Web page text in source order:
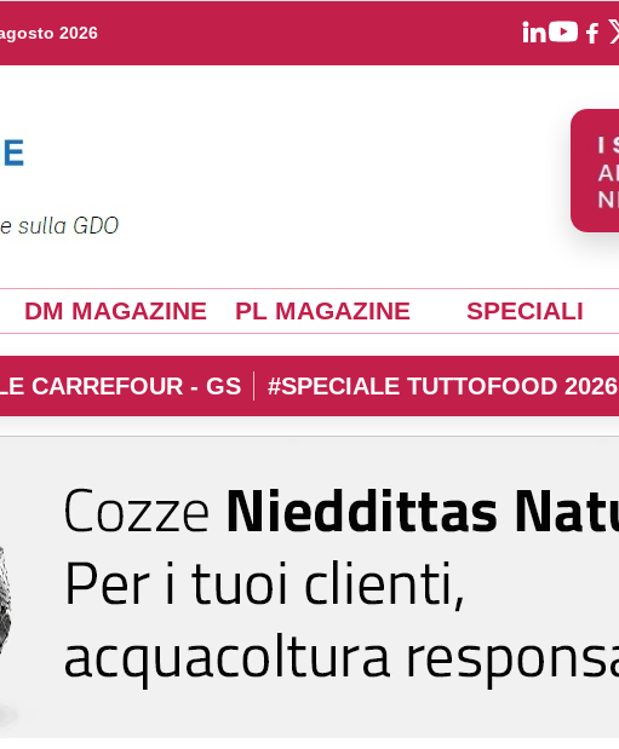
2026
DM MAGAZINE PL MAGAZINE SPECIALI
CARREFOUR - GS #SPECIALE TUTTOFOOD 2026